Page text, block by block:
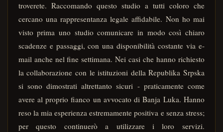
troverete. Raccomando questo studio a tutti coloro che
cercano una rappresentanza legale affidabile. Non ho mai
visto prima uno studio comunicare in modo così chiaro
scadenze e passaggi, con una disponibilità costante via e-
mail anche nel fine settimana. Nei casi che hanno richiesto
la collaborazione con le istituzioni della Republika Srpska
si sono dimostrati altrettanto sicuri - praticamente come
avere al proprio fianco un avvocato di Banja Luka. Hanno
reso la mia esperienza estremamente positiva e senza stress;
per questo continuerò a utilizzare i loro servizi.